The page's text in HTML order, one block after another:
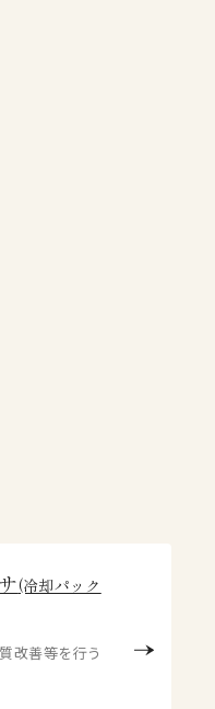
(冷却パック
改善等を行う